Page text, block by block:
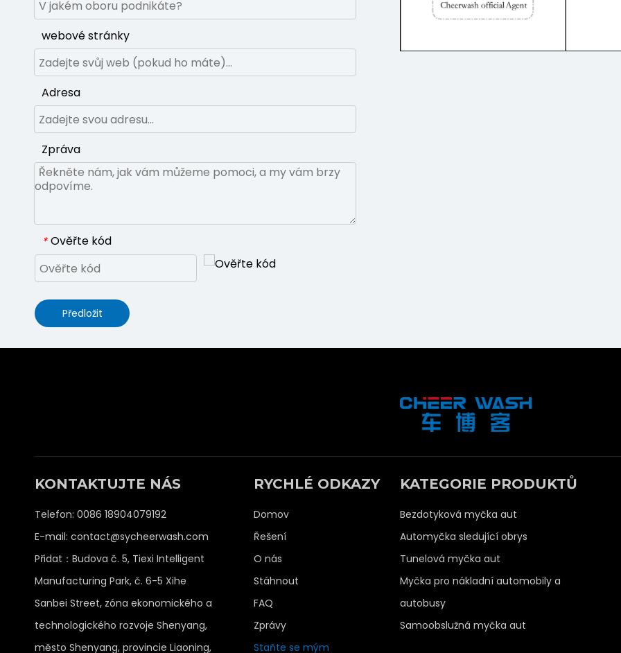
webové stránky
Adresa
Zpráva
* Ověřte kód
Předložit
KONTAKTUJTE NÁS
Telefon: 0086 18904079192
E-mail: contact@sycheerwash.com
Přidat：Budova č. 5, Tiexi Intelligent
Manufacturing Park, č. 6-5 Xihe
Sanbei Street, zóna ekonomického a
technologického rozvoje Shenyang,
město Shenyang, provincie Liaoning,
RYCHLÉ ODKAZY
Domov
Řešení
O nás
Stáhnout
FAQ
Zprávy
Staňte se mým
KATEGORIE PRODUKTŮ
Bezdotyková myčka aut
Automyčka sledující obrys
Tunelová myčka aut
Myčka pro nákladní automobily a
autobusy
Samoobslužná myčka aut